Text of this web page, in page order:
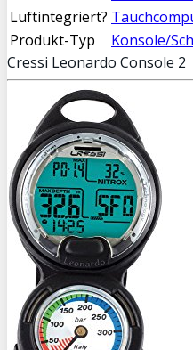
Luftintegriert?
Produkt-Typ
Konsole/
Cressi Leonardo Console 2